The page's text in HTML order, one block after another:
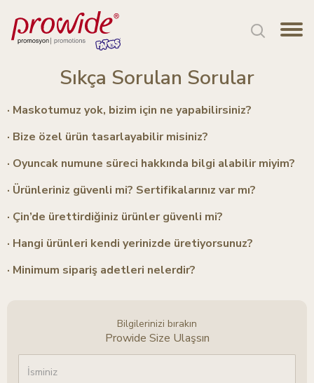
Sıkça Sorulan Sorular
· Maskotumuz yok, bizim için ne yapabilirsiniz?
· Bize özel ürün tasarlayabilir misiniz?
· Oyuncak numune süreci hakkında bilgi alabilir miyim?
· Ürünleriniz güvenli mi? Sertifikalarınız var mı?
· Çin’de ürettirdiğiniz ürünler güvenli mi?
· Hangi ürünleri kendi yerinizde üretiyorsunuz?
· Minimum sipariş adetleri nelerdir?
Bilgilerinizi bırakın
Prowide Size Ulaşsın